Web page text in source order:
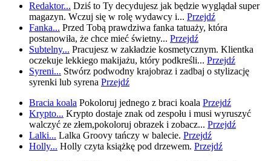
Redaktor... Dziś to Ty decydujesz jak będzie wyglądał super
magazyn. Wczuj się w rolę wydawcy i... Przejdź
Fanka... Przed Tobą prawdziwa fanka tatuaży, która
postanowiła, że chce mieć świetny... Przejdź
Subtelny... Pracujesz w zakładzie kosmetycznym. Klientka
oczekuje lekkiego makijażu, który podkreśli... Przejdź
Syreni... Stwórz podwodny krajobraz i zadbaj o stylizację
syrenki lub syrena Przejdź
Bracia koala Pokoloruj jednego z braci koala Przejdź
Krypto... Krypto dostaje znak od zespołu i musi wyruszyć
walczyć ze złem,pokoloruj obrazek i zobacz... Przejdź
Lalki... Lalka Groovy tańczy w balecie. Przejdź
Holly... Holly czyta książkę pod drzewem. Przejdź